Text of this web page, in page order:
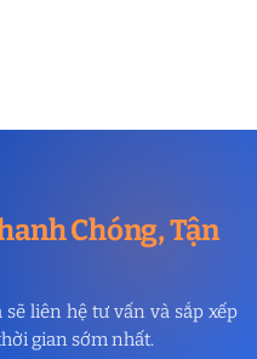
Chóng, Tận
liên hệ tư vấn và sắp xếp
gian sớm nhất.